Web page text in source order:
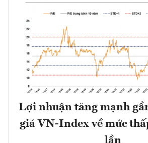
Lợi nhuận tăng mạnh
giá VN-Index về mức
lần